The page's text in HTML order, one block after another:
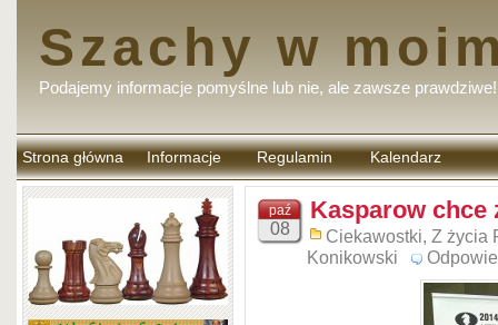
Szachy w
Podajemy informacje pomyślne lub nie, ale zawsze prawdziwe!
Strona główna Informacje Regulamin
komentarzy
Kalendarz
paź
08
Kasparow chce
Ciekawostki, Z życia
Konikowski